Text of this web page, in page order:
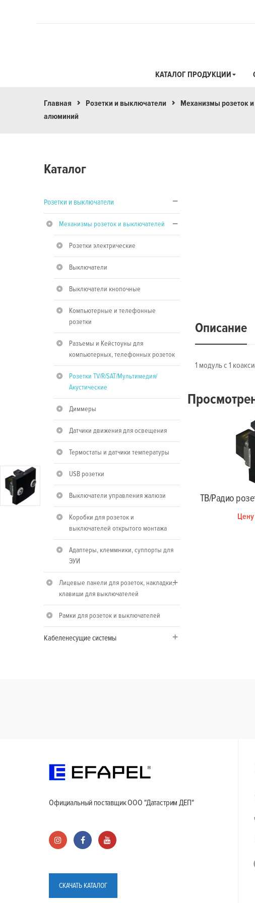
КАТАЛОГ ПРОДУКЦИИ
Главная Розетки и выключатели Механизмы розеток
алюминий
Каталог
Розетки и выключатели
Механизмы розеток и выключателей
Розетки электрические
Выключатели
Выключатели кнопочные
Компьютерные и телефонные
розетки
Разъемы и Кейстоуны для
компьютерных, телефонных розеток
Розетки TV/R/SAT/Мультимедия/
Акустические
Диммеры
Датчики движения для освещения
Термостаты и датчики температуры
USB розетки
Выключатели управления жалюзи
Коробки для розеток и
выключателей открытого монтажа
Адаптеры, клеммники, суппорты для
ЭУИ
Лицевые панели для розеток, накладки,
клавиши для выключателей
Рамки для розеток и выключателей
Кабеленесущие системы
Описание
1 модуль с 1
ТВ/Радио
Цену
Официальный поставщик ООО "Датастрим ДЕП"
СКАЧАТЬ КАТАЛОГ